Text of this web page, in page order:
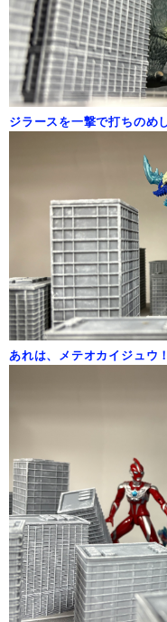
ジラースを一撃で打ちのめ
あれは、メテオカイジュウ